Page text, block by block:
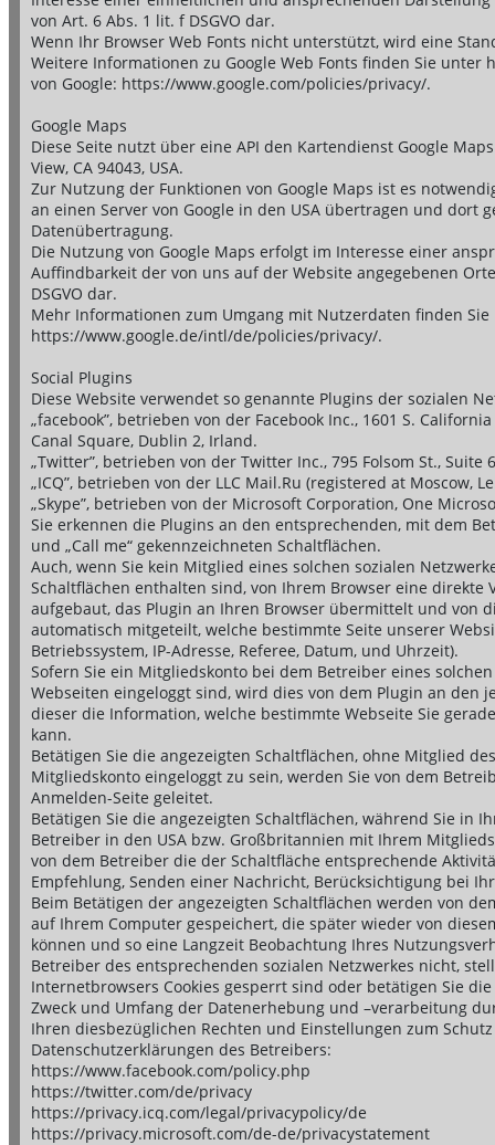
von Art. 6 Abs. 1 lit. f DSGVO dar.
Wenn Ihr Browser Web Fonts nicht unterstützt, wird eine
Weitere Informationen zu Google Web Fonts finden Sie
von Google: https://www.google.com/policies/privacy/.
Google Maps
Diese Seite nutzt über eine API den Kartendienst Google
View, CA 94043, USA.
Zur Nutzung der Funktionen von Google Maps ist es
an einen Server von Google in den USA übertragen und dort
Datenübertragung.
Die Nutzung von Google Maps erfolgt im Interesse einer
Auffindbarkeit der von uns auf der Website angegebenen
DSGVO dar.
Mehr Informationen zum Umgang mit Nutzerdaten finden
https://www.google.de/intl/de/policies/privacy/.
Social Plugins
Diese Website verwendet so genannte Plugins der sozialen
„facebook”, betrieben von der Facebook Inc., 1601 S.
Canal Square, Dublin 2, Irland.
„Twitter”, betrieben von der Twitter Inc., 795 Folsom St., Suite
„ICQ”, betrieben von der LLC Mail.Ru (registered at Moscow,
„Skype”, betrieben von der Microsoft Corporation, One
Sie erkennen die Plugins an den entsprechenden, mit dem
und „Call me“ gekennzeichneten Schaltflächen.
Auch, wenn Sie kein Mitglied eines solchen sozialen
Schaltflächen enthalten sind, von Ihrem Browser eine
aufgebaut, das Plugin an Ihren Browser übermittelt und von
automatisch mitgeteilt, welche bestimmte Seite unserer
Betriebssystem, IP-Adresse, Referee, Datum, und Uhrzeit).
Sofern Sie ein Mitgliedskonto bei dem Betreiber eines
Webseiten eingeloggt sind, wird dies von dem Plugin an den
dieser die Information, welche bestimmte Webseite Sie
kann.
Betätigen Sie die angezeigten Schaltflächen, ohne Mitglied
Mitgliedskonto eingeloggt zu sein, werden Sie von dem
Anmelden-Seite geleitet.
Betätigen Sie die angezeigten Schaltflächen, während Sie in
Betreiber in den USA bzw. Großbritannien mit Ihrem
von dem Betreiber die der Schaltfläche entsprechende
Empfehlung, Senden einer Nachricht, Berücksichtigung bei
Beim Betätigen der angezeigten Schaltflächen werden von
auf Ihrem Computer gespeichert, die später wieder von
können und so eine Langzeit Beobachtung Ihres
Betreiber des entsprechenden sozialen Netzwerkes nicht,
Internetbrowsers Cookies gesperrt sind oder betätigen Sie
Zweck und Umfang der Datenerhebung und –verarbeitung
Ihren diesbezüglichen Rechten und Einstellungen zum
Datenschutzerklärungen des Betreibers:
https://www.facebook.com/policy.php
https://twitter.com/de/privacy
https://privacy.icq.com/legal/privacypolicy/de
https://privacy.microsoft.com/de-de/privacystatement